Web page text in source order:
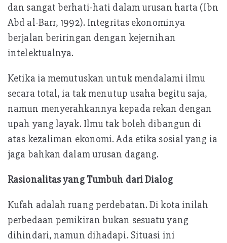
dan sangat berhati-hati dalam urusan harta (Ibn
Abd al-Barr, 1992). Integritas ekonominya
berjalan beriringan dengan kejernihan
intelektualnya.
Ketika ia memutuskan untuk mendalami ilmu
secara total, ia tak menutup usaha begitu saja,
namun menyerahkannya kepada rekan dengan
upah yang layak. Ilmu tak boleh dibangun di
atas kezaliman ekonomi. Ada etika sosial yang ia
jaga bahkan dalam urusan dagang.
Rasionalitas yang Tumbuh dari Dialog
Kufah adalah ruang perdebatan. Di kota inilah
perbedaan pemikiran bukan sesuatu yang
dihindari, namun dihadapi. Situasi ini